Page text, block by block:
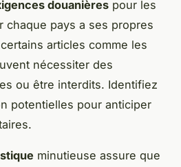
douanières pour les
chaque pays a ses propres
articles comme les
nécessiter des
ou être interdits. Identifiez
potentielles pour anticiper
minutieuse assure que